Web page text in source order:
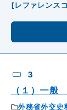
[レファレンス
3
（１）一般
外務省外交史